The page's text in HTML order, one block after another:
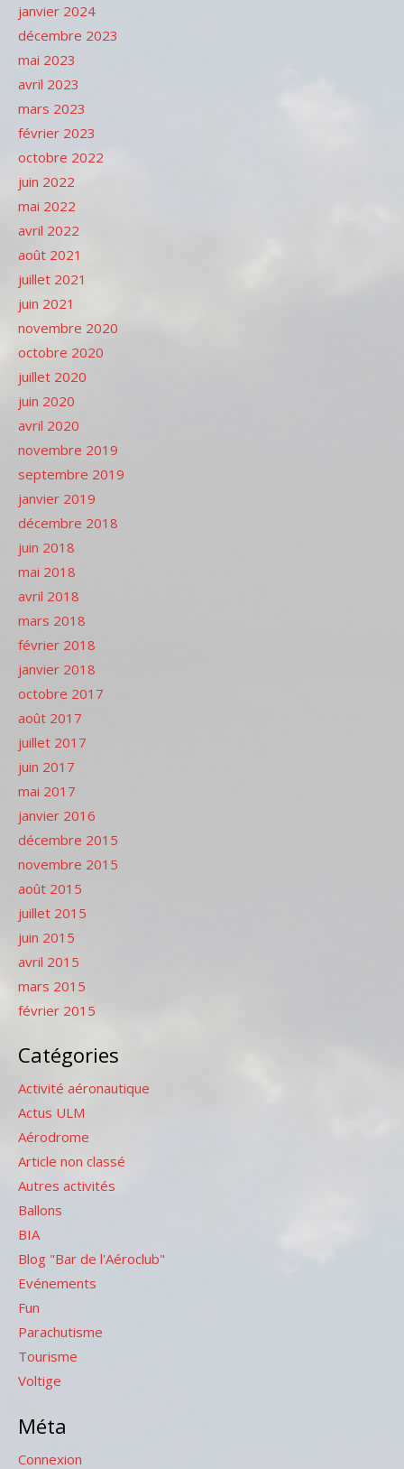
janvier 2024
décembre 2023
mai 2023
avril 2023
mars 2023
février 2023
octobre 2022
juin 2022
mai 2022
avril 2022
août 2021
juillet 2021
juin 2021
novembre 2020
octobre 2020
juillet 2020
juin 2020
avril 2020
novembre 2019
septembre 2019
janvier 2019
décembre 2018
juin 2018
mai 2018
avril 2018
mars 2018
février 2018
janvier 2018
octobre 2017
août 2017
juillet 2017
juin 2017
mai 2017
janvier 2016
décembre 2015
novembre 2015
août 2015
juillet 2015
juin 2015
avril 2015
mars 2015
février 2015
Catégories
Activité aéronautique
Actus ULM
Aérodrome
Article non classé
Autres activités
Ballons
BIA
Blog "Bar de l'Aéroclub"
Evénements
Fun
Parachutisme
Tourisme
Voltige
Méta
Connexion